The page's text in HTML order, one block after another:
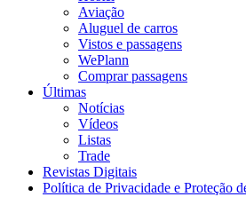
Aviação
Aluguel de carros
Vistos e passagens
WePlann
Comprar passagens
Últimas
Notícias
Vídeos
Listas
Trade
Revistas Digitais
Política de Privacidade e Proteção